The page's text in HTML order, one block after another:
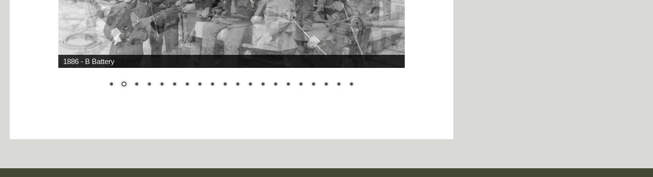
1890 - Montreal Garrison Artillery